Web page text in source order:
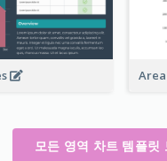
모든 영역 차트 템플릿